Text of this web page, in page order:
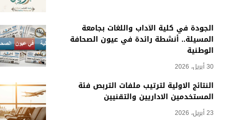
الجودة في كلية الآداب واللغات بجامعة
المسيلة.. أنشطة رائدة في عيون الصحافة
الوطنية
30 أبريل، 2026
النتائج الاولية لترتيب ملفات التربص فئة
المستخدمين الاداريين والتقنيين
23 أبريل، 2026